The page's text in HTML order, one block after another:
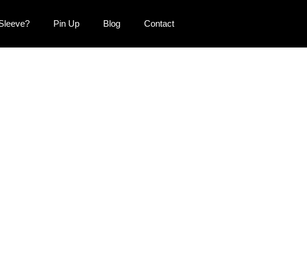
Pin Up Blog Contact